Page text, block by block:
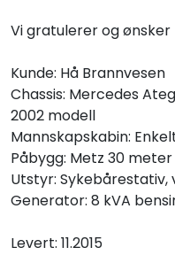
Vi gratulerer og
Kunde: Hå Brannvesen
Chassis: Mercedes
2002 modell
Mannskapskabin:
Påbygg: Metz 30
Utstyr: Sykebårestativ,
Generator: 8 kVA
Levert: 11.2015